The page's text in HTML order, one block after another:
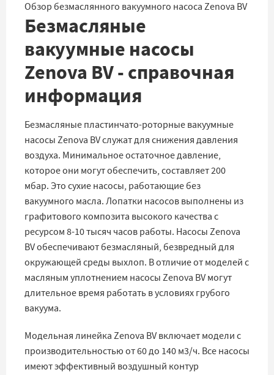
Обзор безмаслянного вакуумного насоса Zenova BV
Безмасляные
вакуумные насосы
Zenova BV - справочная
информация
Безмасляные пластинчато-роторные вакуумные
насосы Zenova BV служат для снижения давления
воздуха. Минимальное остаточное давление,
которое они могут обеспечить, составляет 200
мбар. Это сухие насосы, работающие без
вакуумного масла. Лопатки насосов выполнены из
графитового композита высокого качества с
ресурсом 8-10 тысяч часов работы. Насосы Zenova
BV обеспечивают безмасляный, безвредный для
окружающей среды выхлоп. В отличие от моделей с
масляным уплотнением насосы Zenova BV могут
длительное время работать в условиях грубого
вакуума.
Модельная линейка Zenova BV включает модели с
производительностью от 60 до 140 м3/ч. Все насосы
имеют эффективный воздушный контур